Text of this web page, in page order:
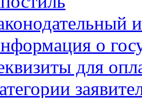
о
для